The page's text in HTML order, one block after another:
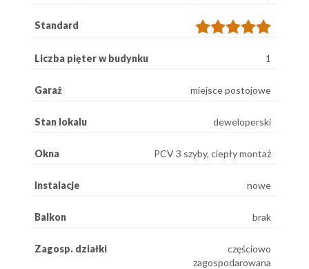
Standard
Liczba pięter w budynku 1
Garaż miejsce postojowe
Stan lokalu deweloperski
Okna PCV 3 szyby, ciepły montaż
Instalacje nowe
Balkon brak
Zagosp. działki
częściowo
zagospodarowana